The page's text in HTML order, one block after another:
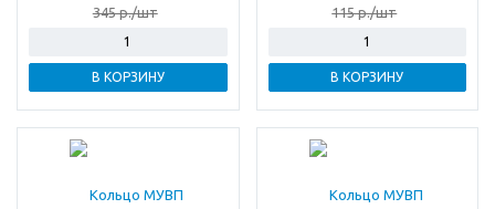
345 р./шт
В КОРЗИНУ
115 р./шт
В КОРЗИНУ